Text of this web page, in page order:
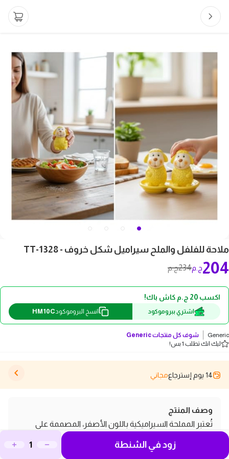
ملاحة للفلفل والملح سيراميل شكل خروف - TT-1328
234ج.م 204ج.م
اكسب 20 ج.م كاش باك!
اشتري ببروموكود انسخ البروموكود HM10C
Generic شوف كل منتجاتGeneric
ليك انك تطلب 1 بس!
14 يوم إسترجاع مجاني
وصف المنتج
تُعتبر المملحة السيراميكية باللون الأصفر، المصممة على
شكل خروف، إضافة مميزة لأي مطبخ سواء كان للاستخدام
زود في الشنطة